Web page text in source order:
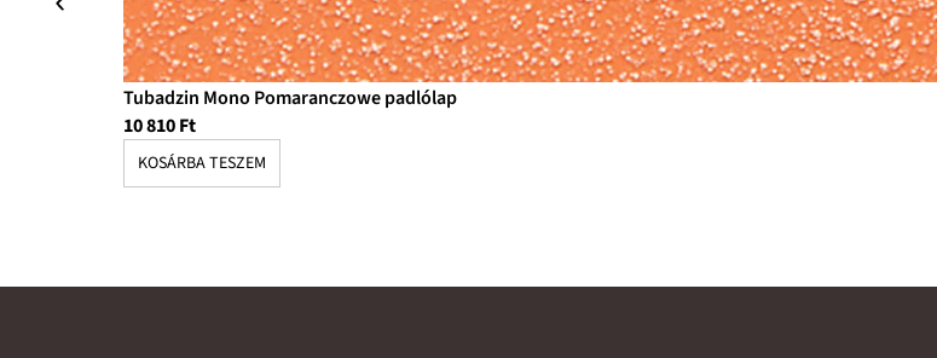
Tubadzin Mono Pomaranczowe padlólap
10 810Ft
KOSÁRBA TESZEM